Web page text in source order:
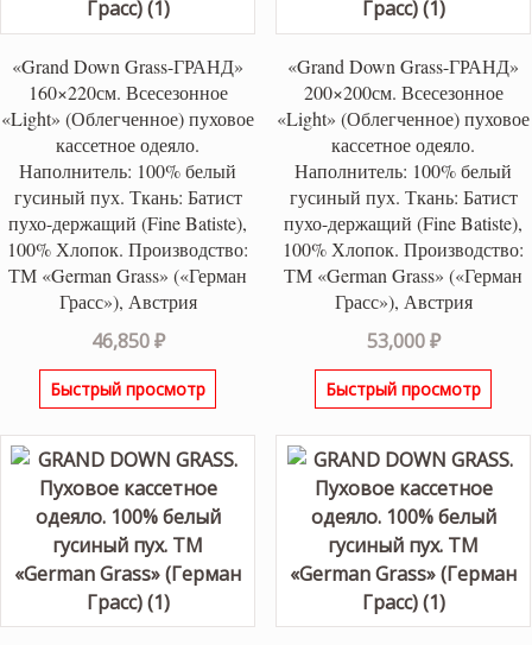
«Grand Down Grass-ГРАНД»
160×220см. Всесезонное
«Light» (Облегченное) пуховое
кассетное одеяло.
Наполнитель: 100% белый
гусиный пух. Ткань: Батист
пухо-держащий (Fine Batiste),
100% Хлопок. Производство:
ТМ «German Grass» («Герман
Грасс»), Австрия
46,850₽
Быстрый просмотр
«Grand Down Grass-ГРАНД»
200×200см. Всесезонное
«Light» (Облегченное) пуховое
кассетное одеяло.
Наполнитель: 100% белый
гусиный пух. Ткань: Батист
пухо-держащий (Fine Batiste),
100% Хлопок. Производство:
ТМ «German Grass» («Герман
Грасс»), Австрия
53,000₽
Быстрый просмотр